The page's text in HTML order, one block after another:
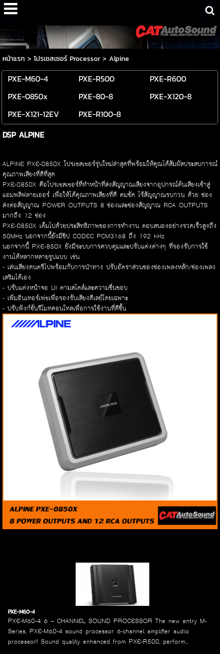
หน้าแรก > โปรเซสเซอร์ Processor> Alpine
PXE-M60-4 PXE-R500
PXE-R600
PXE-0850x
PXE-80-8
PXE-X120-8
PXE-X121-12EV
PXE-R100-8
DSP ALPINE
ALPINE PXE-0850X โปรเซสเซอร์รุ่นใหม่ล่าสุดที่พร้อมให้คุณได้สัมผัสประสบการณ์
คุณภาพเสียงที่ดีที่สุด
PXE-0850X คือโปรเซสเซอร์ที่ทำหน้าที่ส่งสัญญาณเสียงจากอุปกรณ์ต้นเสียงเข้าสู่
แอมพลิฟลายเออร์ เพื่อให้ได้คุณภาพเสียงที่ดี คมชัด ไร้สัญญาณรบกวน ด้วย ช่อง
ส่งต่อสัญญาณ POWER OUTPUTS 8 ช่องและช่องสัญญาณ RCA OUTPUTS
มากถึง 12 ช่อง
PXE-0850X เต็มไปด้วยประสิทธิภาพของการทำงาน ตอบสนองอย่างรวดเร็วสูงถึง
50MHz นอกจากนี้ยังมีชิป CODEC PCM3168 ถึง 192 kHz
นอกจากนี้ PXE-850X ยังมีระบบการควบคุมและปรับแต่งต่างๆ ที่รองรับการใช้
งานได้หลากหลายรูปแบบ เช่น
- เล่นเสียงดนตรีไปพร้อมกับการนำทาง ปรับอัตราส่วนของช่องเพลงหลัก/ช่องเพลง
เสริมได้เอง
- ปรับแต่งหน้าจอ UI ตามสไตล์และความชื่นชอบ
- เพิ่มอินเทอร์เฟซเพื่อรองรับเสียงดีเลย์โดยเฉพาะ
- ปรับฟังก์ชั่นรีโมทคอนโทลเพื่อการใช้งานที่ดีขึ้น
PXE-M60-4
PXE-M60-4 6 – CHANNEL SOUND PROCESSOR The new entry M-
Series, PXE-M60-4 sound processor 6-channel amplifier audio
processor! Sound quality enhanced from PXE-R500, perform...